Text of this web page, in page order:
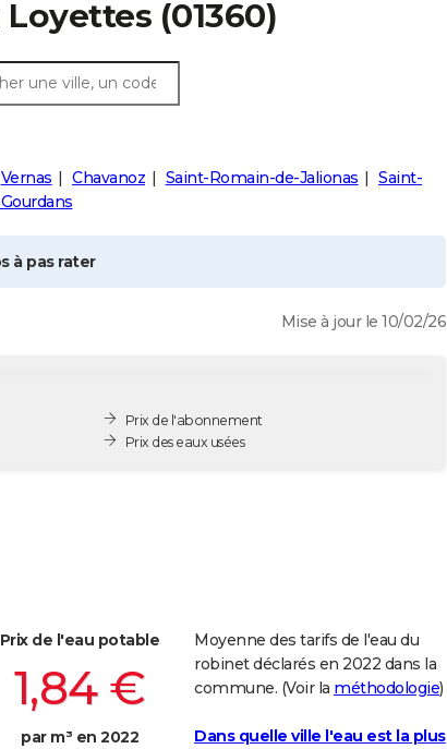
Loyettes (01360)
Vernas Chavanoz Saint-Romain-de-Jalionas
Saint-
à pas rater
Mise à jour le 10/02/26
Prix de l'abonnement
Prix des eaux usées
Prix de l'eau potable
1,84 €
par m³ en 2022
Moyenne des tarifs de l'eau du
robinet déclarés en 2022 dans la
commune. (Voir la méthodologie)
Dans quelle ville l'eau est la plus